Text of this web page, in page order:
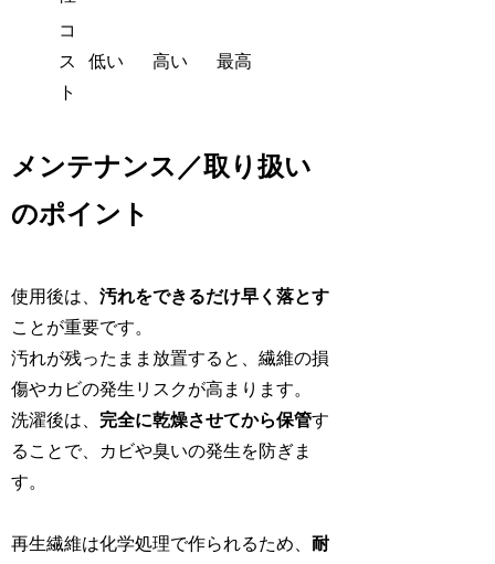
コ
ス
ト
低い 高い 最高
メンテナンス／取り扱い
のポイント
使用後は、汚れをできるだけ早く落とす
ことが重要です。
汚れが残ったまま放置すると、繊維の損
傷やカビの発生リスクが高まります。
洗濯後は、 完全に乾燥させてから保管す
ることで、カビや臭いの発生を防ぎま
す。
再生繊維は化学処理で作られるため、耐